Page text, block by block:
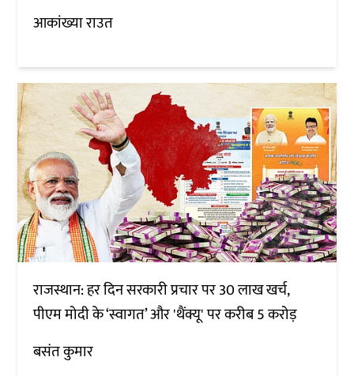
आकांख्या राउत
राजस्थान: हर दिन सरकारी प्रचार पर 30 लाख खर्च,
पीएम मोदी के ‘स्वागत’ और 'थैंक्यू' पर करीब 5 करोड़
बसंत कुमार